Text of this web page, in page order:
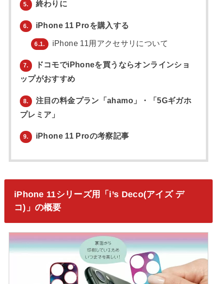
5. 終わりに
6. iPhone 11 Proを購入する
6.1. iPhone 11用アクセサリについて
7.
ドコモでiPhoneを買うならオンラインショ
ップがおすすめ
8.
注目の料金プラン「ahamo」・「5Gギガホ
プレミア」
9. iPhone 11 Proの考察記事
iPhone 11シリーズ用「i’s Deco(アイズ デ
コ)」の概要